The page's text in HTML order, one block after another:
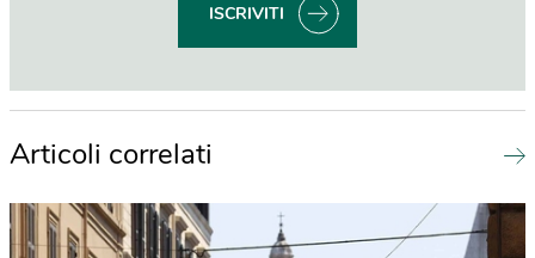
ISCRIVITI
Articoli correlati